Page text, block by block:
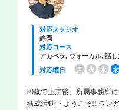
対応スタジオ
静岡
対応コース
アカペラ, ヴォーカル, 話
対応曜日
月 火 水 木
20歳で上京後、所属事務所
結成活動 ・ようこそ!! ワン